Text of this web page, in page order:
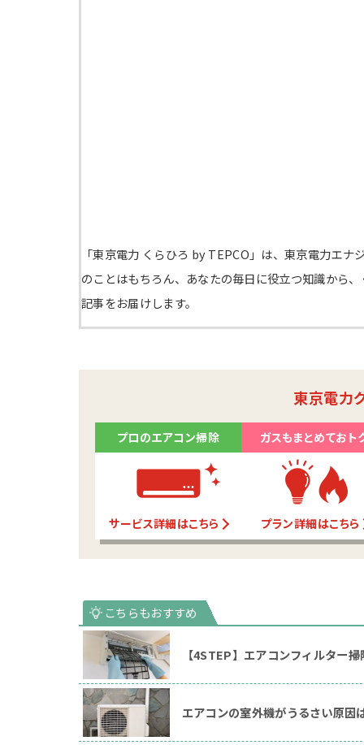
「東京電力 くらひろ by TEPCO」は、東京電力エ
のことはもちろん、あなたの毎日に役立つ知識から
記事をお届けします。
東京電力
プロのエアコン掃除
サービス詳細はこちら
ガスもまとめておト
プラン詳細はこちら
【4STEP】エアコンフィルター
エアコンの室外機がうるさい原因